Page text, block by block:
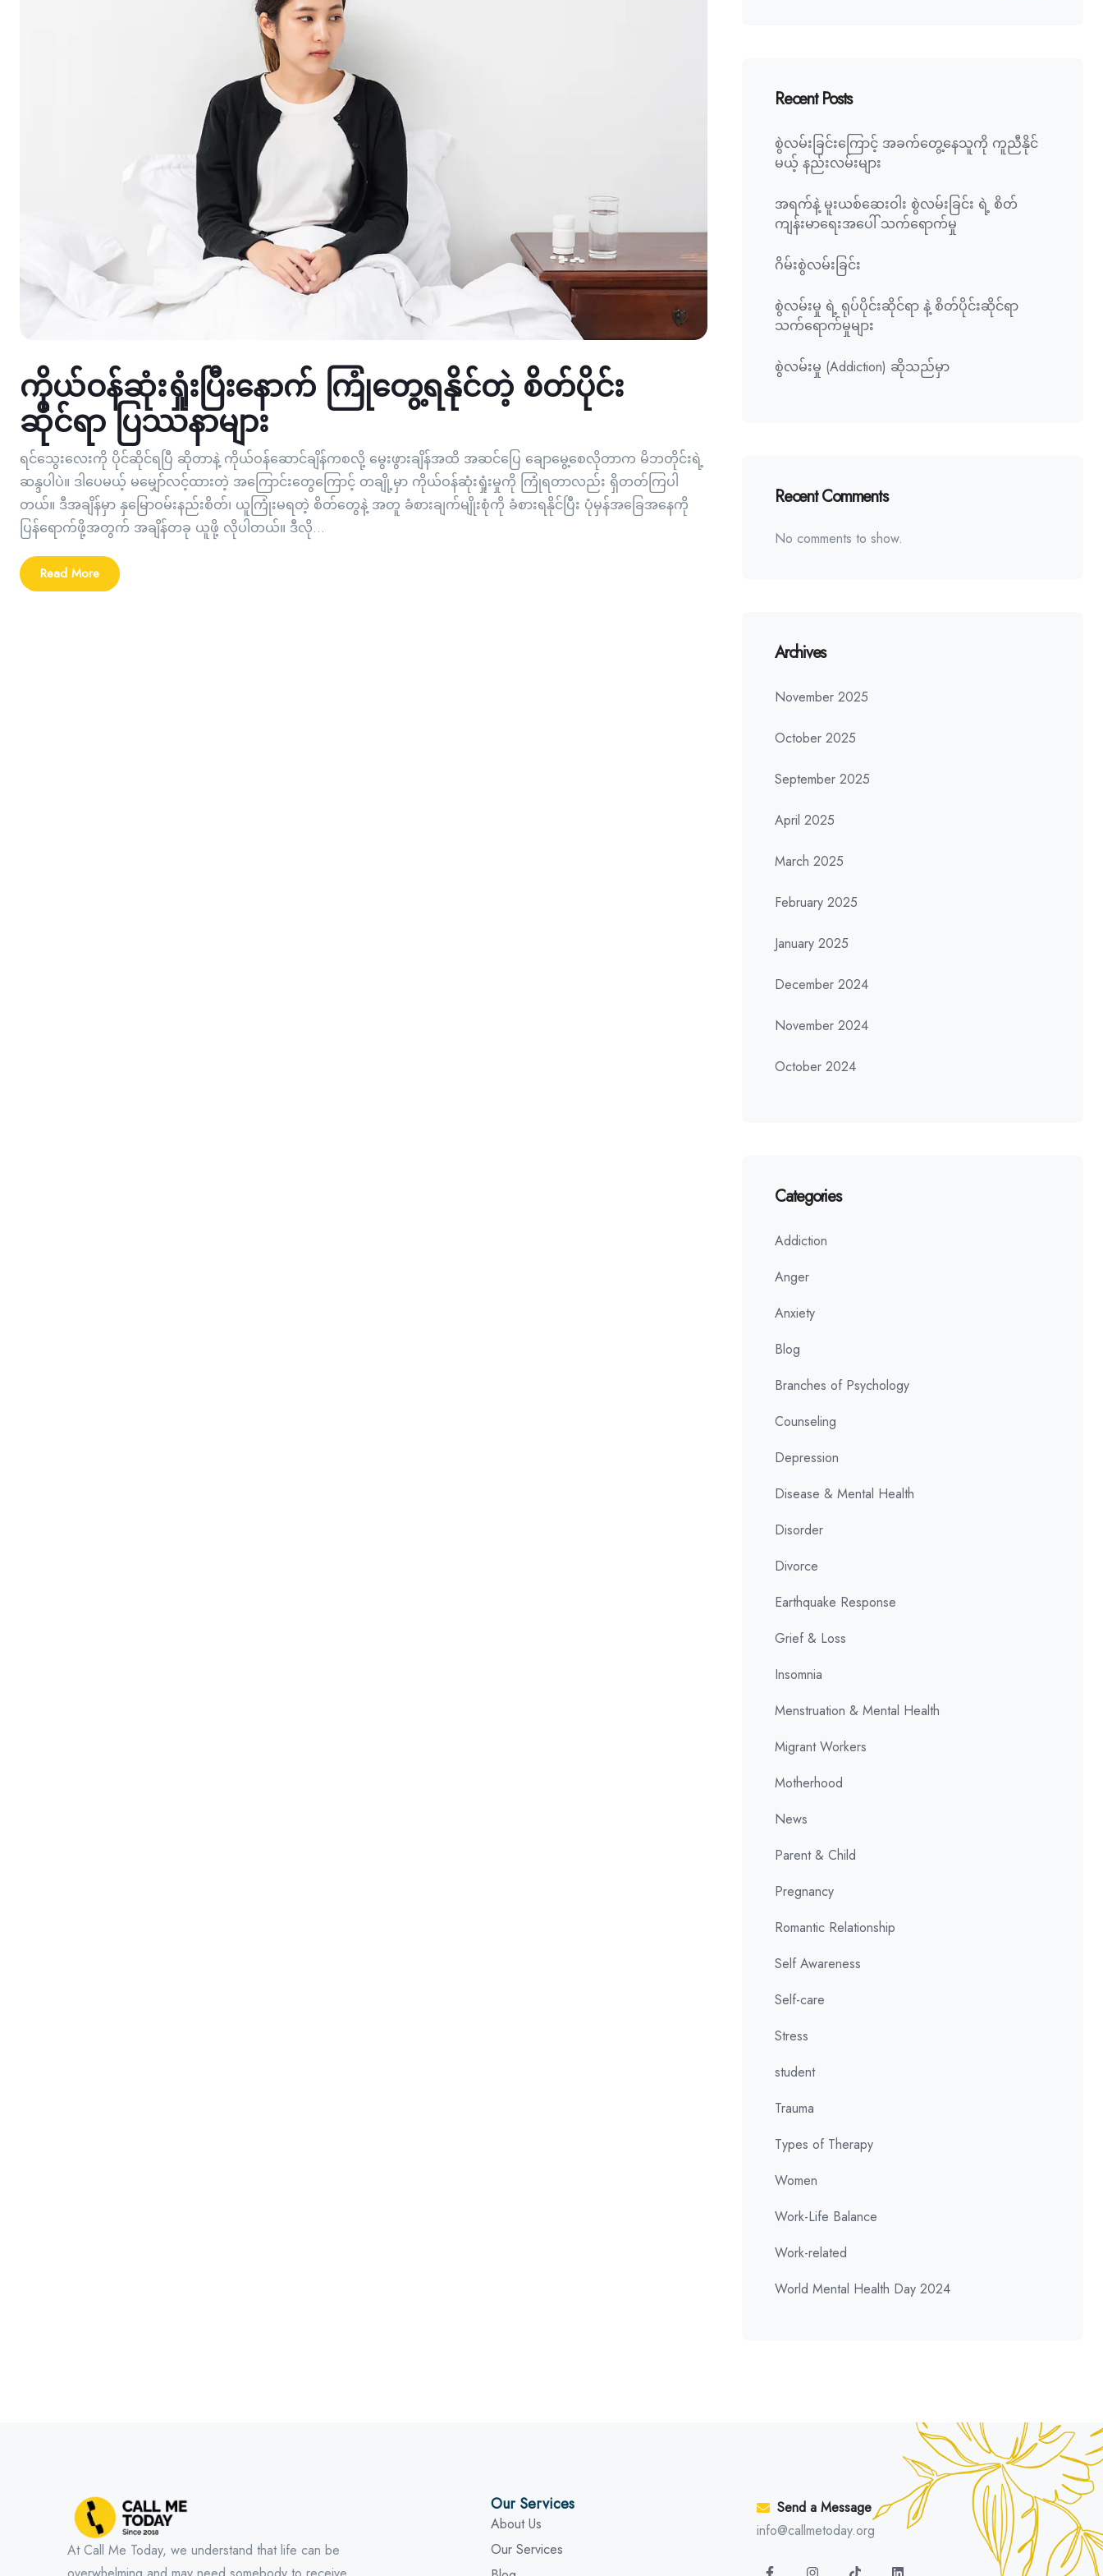
ကိုယ်ဝန်ဆုံးရှုံးပြီးနောက် ကြုံတွေ့ရနိုင်တဲ့ စိတ်ပိုင်း
ဆိုင်ရာ ပြဿနာများ
ရင်သွေးလေးကို ပိုင်ဆိုင်ရပြီ ဆိုတာနဲ့ ကိုယ်ဝန်ဆောင်ချိန်ကစလို့ မွေးဖွားချိန်အထိ အဆင်ပြေ ချောမွေ့စေလိုတာက မိဘတိုင်းရဲ့
ဆန္ဒပါပဲ။ ဒါပေမယ့် မမျှော်လင့်ထားတဲ့ အကြောင်းတွေကြောင့် တချို့မှာ ကိုယ်ဝန်ဆုံးရှုံးမှုကို ကြုံရတာလည်း ရှိတတ်ကြပါ
တယ်။ ဒီအချိန်မှာ နှမြောဝမ်းနည်းစိတ်၊ ယူကြုံးမရတဲ့ စိတ်တွေနဲ့ အတူ ခံစားချက်မျိုးစုံကို ခံစားရနိုင်ပြီး ပုံမှန်အခြေအနေကို
ပြန်ရောက်ဖို့အတွက် အချိန်တခု ယူဖို့ လိုပါတယ်။ ဒီလို...
Read More
Recent Posts
စွဲလမ်းခြင်းကြောင့် အခက်တွေ့နေသူကို ကူညီနိုင်
မယ့် နည်းလမ်းများ
အရက်နဲ့ မူးယစ်ဆေးဝါး စွဲလမ်းခြင်း ရဲ့ စိတ်
ကျန်းမာရေးအပေါ် သက်ရောက်မှု
ဂိမ်းစွဲလမ်းခြင်း
စွဲလမ်းမှု ရဲ့ ရုပ်ပိုင်းဆိုင်ရာ နဲ့ စိတ်ပိုင်းဆိုင်ရာ
သက်ရောက်မှုများ
စွဲလမ်းမှု (Addiction) ဆိုသည်မှာ
Recent Comments
No comments to show.
Archives
November 2025
October 2025
September 2025
April 2025
March 2025
February 2025
January 2025
December 2024
November 2024
October 2024
Categories
Addiction
Anger
Anxiety
Blog
Branches of Psychology
Counseling
Depression
Disease & Mental Health
Disorder
Divorce
Earthquake Response
Grief & Loss
Insomnia
Menstruation & Mental Health
Migrant Workers
Motherhood
News
Parent & Child
Pregnancy
Romantic Relationship
Self Awareness
Self-care
Stress
student
Trauma
Types of Therapy
Women
Work-Life Balance
Work-related
World Mental Health Day 2024
At Call Me Today, we understand that life can be
Our Services
About Us
Our Services
Send a Message
info@callmetoday.org